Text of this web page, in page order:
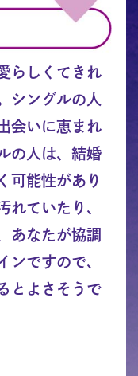
らしくてきれ
シングルの人
会いに恵まれ
の人は、結婚
可能性があり
れていたり、
あなたが協調
ンですので、
とよさそうで